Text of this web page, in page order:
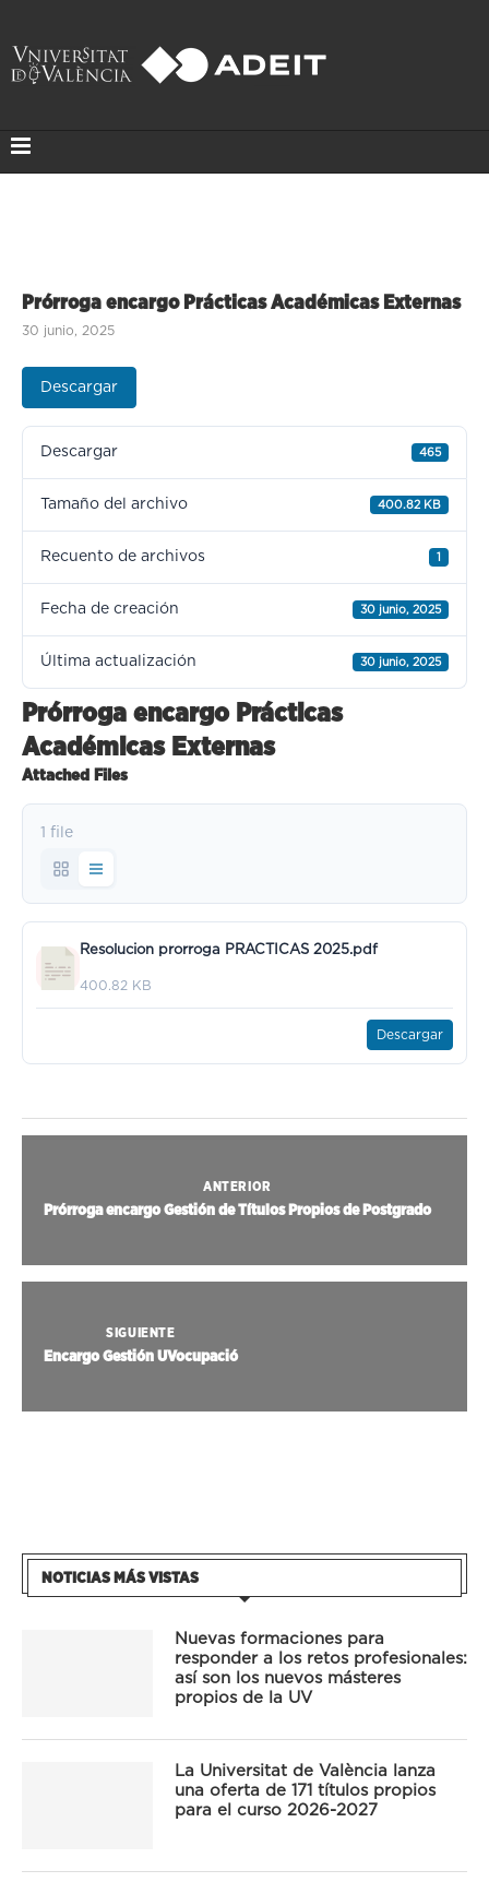
Prórroga encargo Prácticas Académicas Externas
30 junio, 2025
Descargar
Descargar 465
Tamaño del archivo 400.82 KB
Recuento de archivos 1
Fecha de creación 30 junio, 2025
Última actualización 30 junio, 2025
Prórroga encargo Prácticas
Académicas Externas
Attached Files
1 file
Resolucion prorroga PRACTICAS 2025.pdf
400.82 KB
Descargar
ANTERIOR
Prórroga encargo Gestión de Títulos Propios de Postgrado
SIGUIENTE
Encargo Gestión UVocupació
NOTICIAS MÁS VISTAS
Nuevas formaciones para
responder a los retos profesionales:
así son los nuevos másteres
propios de la UV
La Universitat de València lanza
una oferta de 171 títulos propios
para el curso 2026-2027